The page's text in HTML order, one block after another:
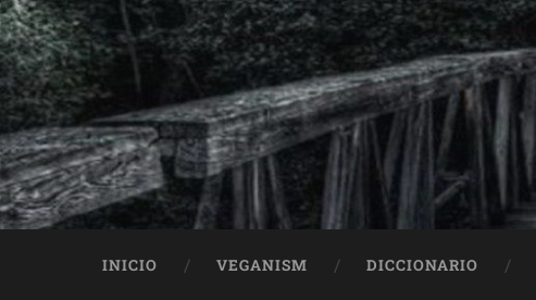
INICIO VEGANISM DICCIONARIO